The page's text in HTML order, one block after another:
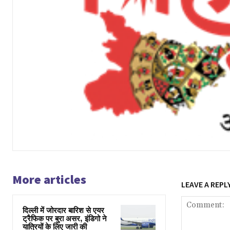
More articles
दिल्ली में जोरदार बारिश से एयर
ट्रैफिक पर बुरा असर, इंडिगो ने
यात्रियों के लिए जारी की
LEAVE A